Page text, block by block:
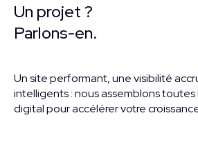
Un projet ?
Parlons-en.
Un site performant, une visibilité
intelligents : nous assemblons toutes
digital pour accélérer votre